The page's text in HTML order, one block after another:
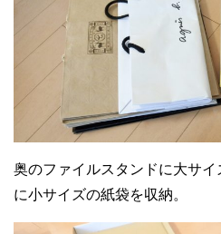
奥のファイルスタンドに大サ
に小サイズの紙袋を収納。